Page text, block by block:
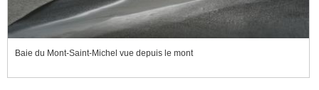
Baie du Mont-Saint-Michel vue depuis le mont